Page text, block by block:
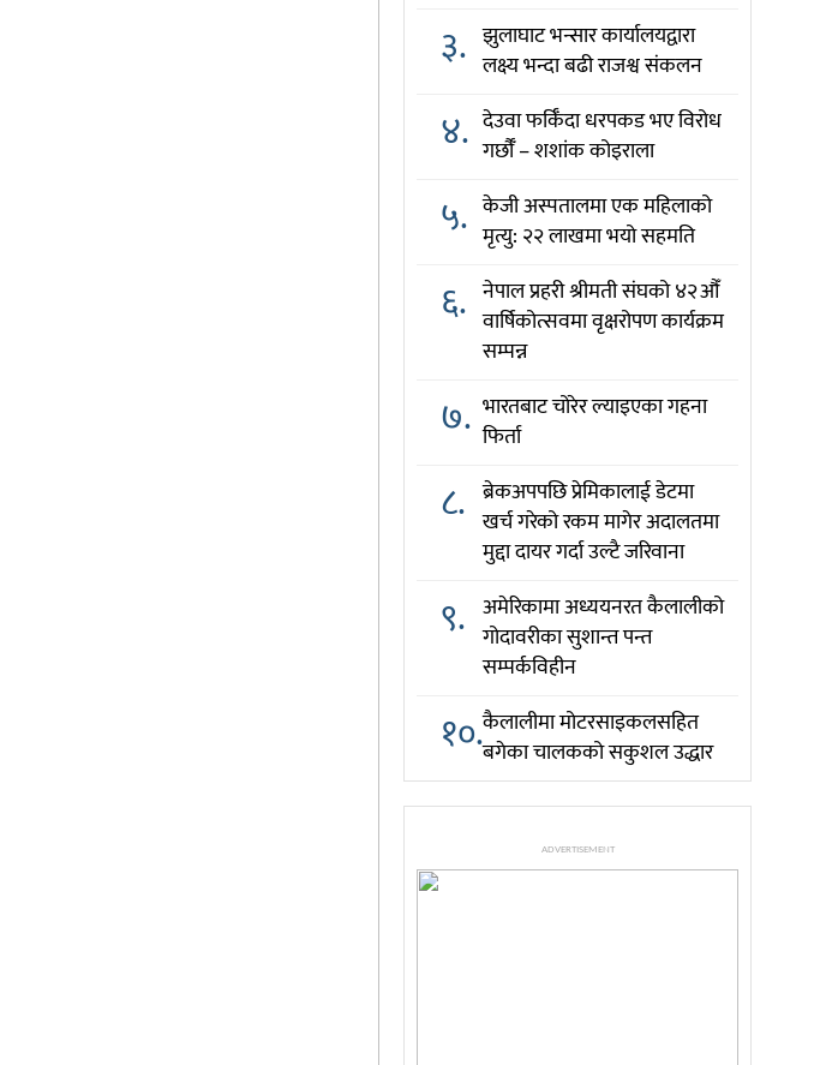
३. झुलाघाट भन्सार कार्यालयद्वारा
लक्ष्य भन्दा बढी राजश्व संकलन
४. देउवा फर्किँदा धरपकड भए विरोध
गर्छौँं – शशांक कोइराला
५. केजी अस्पतालमा एक महिलाको
मृत्यु: २२ लाखमा भयो सहमति
६. नेपाल प्रहरी श्रीमती संघको ४२औँ
वार्षिकोत्सवमा वृक्षरोपण कार्यक्रम
सम्पन्न
७. भारतबाट चोरेर ल्याइएका गहना
फिर्ता
८. ब्रेकअपपछि प्रेमिकालाई डेटमा
खर्च गरेको रकम मागेर अदालतमा
मुद्दा दायर गर्दा उल्टै जरिवाना
९. अमेरिकामा अध्ययनरत कैलालीको
गोदावरीका सुशान्त पन्त
सम्पर्कविहीन
१०.कैलालीमा मोटरसाइकलसहित
बगेका चालकको सकुशल उद्धार
ADVERTISEMENT